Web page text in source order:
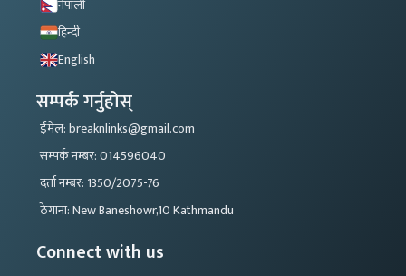
नेपाली
हिन्दी
English
सम्पर्क गर्नुहोस्
ईमेल: breaknlinks@gmail.com
सम्पर्क नम्बर: 014596040
दर्ता नम्बर: 1350/2075-76
ठेगाना: New Baneshowr,10 Kathmandu
Connect with us